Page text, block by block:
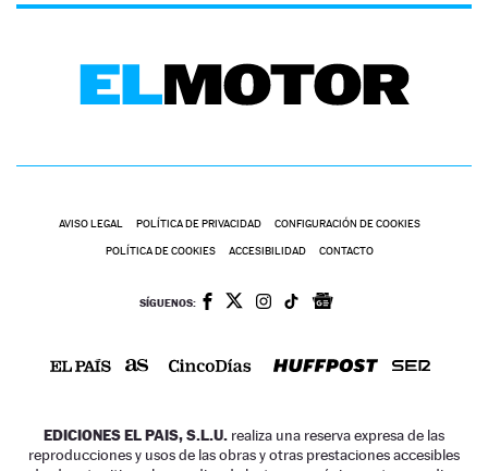
AVISO LEGAL POLÍTICA DE PRIVACIDAD CONFIGURACIÓN DE COOKIES
POLÍTICA DE COOKIES ACCESIBILIDAD CONTACTO
SÍGUENOS:
EDICIONES EL PAIS, S.L.U. realiza una reserva expresa de las
reproducciones y usos de las obras y otras prestaciones accesibles